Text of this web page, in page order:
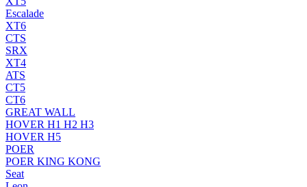
Escalade
XT6
CTS
SRX
XT4
ATS
CT5
CT6
GREAT WALL
HOVER H1 H2 H3
HOVER H5
POER
POER KING KONG
Seat